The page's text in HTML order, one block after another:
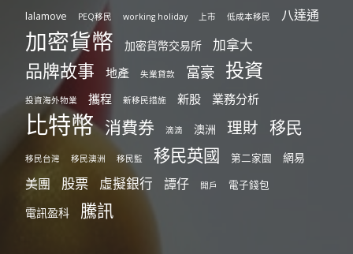
lalamove PEQ移民 working holiday 上市 低成本移民 八達通
加密貨幣 加密貨幣交易所 加拿大
品牌故事 地產 失業貸款 富豪 投資
投資海外物業 攜程 新移民措施 新股 業務分析
比特幣 消費券 滴滴 澳洲 理財 移民
移民台灣 移民澳洲 移民監 移民英國 第二家園 網易
美團 股票 虛擬銀行 譚仔 開戶 電子錢包
電訊盈科 騰訊